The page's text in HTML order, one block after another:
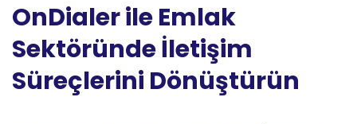
OnDialer ile Emlak
Sektöründe İletişim
Süreçlerini Dönüştürün